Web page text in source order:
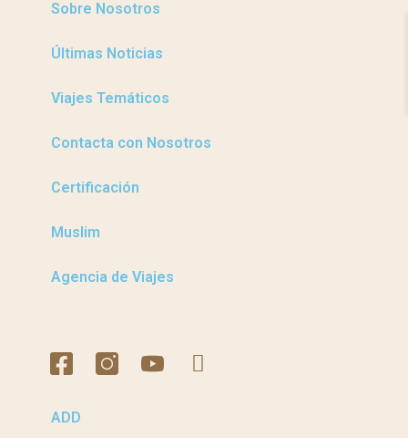
Sobre Nosotros
Últimas Noticias
Viajes Temáticos
Contacta con Nosotros
Certificación
Muslim
Agencia de Viajes
ADD